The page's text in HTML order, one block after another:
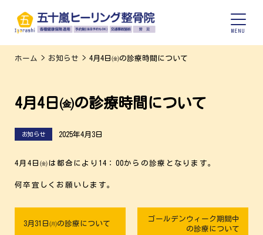
ホーム > お知らせ > 4月4日㈮の診療時間について
4月4日㈮の診療時間について
お知らせ 2025年4月3日
4月4日㈮は都合により14：00からの診療となります。
何卒宜しくお願いします。
3月31日㈪の診療について
ゴールデンウィーク期間中
の診療について